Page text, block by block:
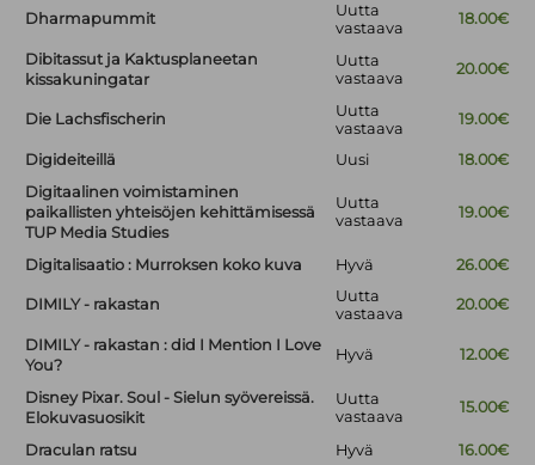
Dharmapummit
Uutta
vastaava
18.00€
Dibitassut ja Kaktusplaneetan
kissakuningatar
Uutta
vastaava
20.00€
Die Lachsfischerin
Uutta
vastaava
19.00€
Digideiteillä Uusi
18.00€
Digitaalinen voimistaminen
paikallisten yhteisöjen kehittämisessä
TUP Media Studies
Uutta
vastaava
19.00€
Digitalisaatio : Murroksen koko kuva Hyvä 26.00€
DIMILY - rakastan
Uutta
vastaava
20.00€
DIMILY - rakastan : did I Mention I Love
You?
Hyvä 12.00€
Disney Pixar. Soul - Sielun syövereissä.
Elokuvasuosikit
Uutta
vastaava
15.00€
Draculan ratsu Hyvä 16.00€